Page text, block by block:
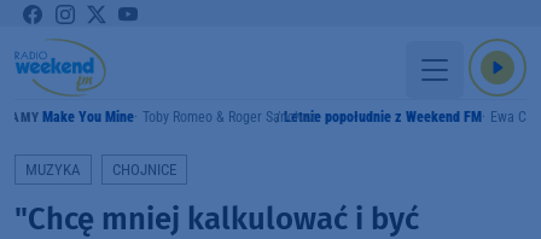
Make You Mine Toby Romeo & Roger SanchezLetnie popołudnie z Weekend FM Ewa
MUZYKA CHOJNICE
"Chcę mniej kalkulować i być